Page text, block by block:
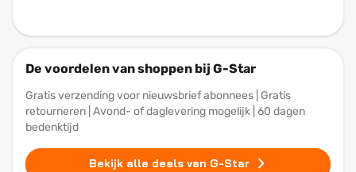
De voordelen van shoppen bij G-Star
Gratis verzending voor nieuwsbrief abonnees | Gratis
retourneren | Avond- of daglevering mogelijk | 60 dagen
bedenktijd
Bekijk alle deals van G-Star